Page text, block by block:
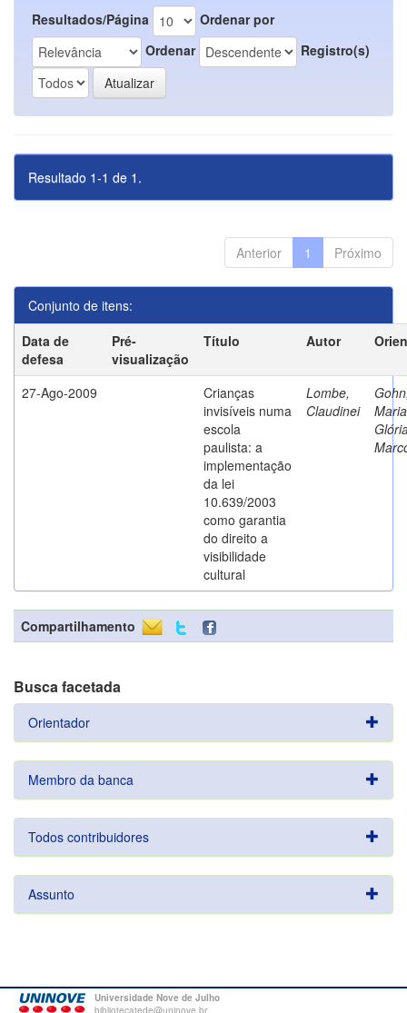
Resultados/Página
Ordenar por
Ordenar
Registro(s)
Resultado 1-1 de 1.
Anterior 1 Próximo
Conjunto de itens:
Data de
defesa
Pré-
visualização
Título Autor
27-Ago-2009
Crianças
invisíveis numa
escola
paulista: a
implementação
da lei
10.639/2003
como garantia
do direito a
visibilidade
cultural
Lombe,
Claudinei
Compartilhamento
Busca facetada
Orientador
Membro da banca
Todos contribuidores
Assunto
Universidade Nove de Julho
bibliotecatede@uninove.br